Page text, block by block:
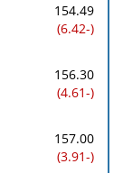
154.49
(-6.42)
156.30
(-4.61)
157.00
(-3.91)